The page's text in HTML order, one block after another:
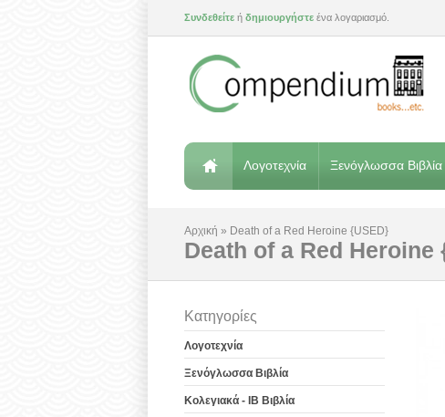
Συνδεθείτε ή δημιουργήστε ένα λογαριασμό.
Λογοτεχνία Ξενόγλωσσα Βιβλία
Αρχική » Death of a Red Heroine {USED}
Death of a Red Heroine
Κατηγορίες
Λογοτεχνία
Ξενόγλωσσα Βιβλία
Κολεγιακά - IB Βιβλία